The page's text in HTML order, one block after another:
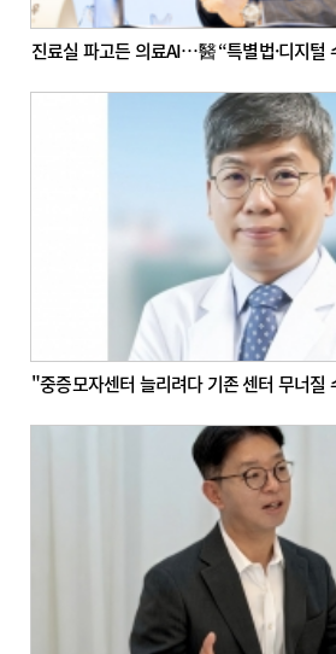
진료실 파고든 의료AI…醫 “특별법·디지털
"중증모자센터 늘리려다 기존 센터 무너질